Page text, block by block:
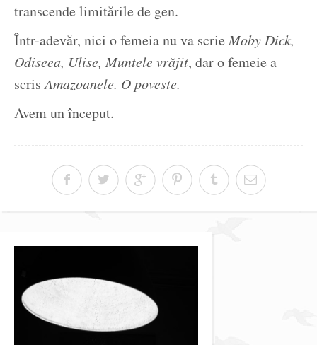
transcende limitările de gen.
Într-adevăr, nici o femeia nu va scrie Moby Dick,
Odiseea, Ulise, Muntele vrăjit, dar o femeie a
scrisAmazoanele. O poveste.
Avem un început.